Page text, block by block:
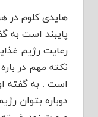
هایدی کلوم در
پایبند است به
رعایت رژیم
نکته مهم در
است . به گفته
دوباره بتوان